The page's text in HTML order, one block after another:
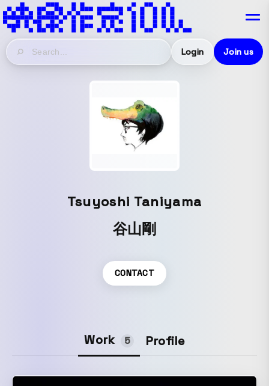
Login Join us
Tsuyoshi Taniyama
谷山剛
CONTACT
Work 5 Profile